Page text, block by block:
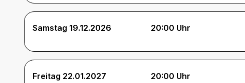
Samstag 19.12.2026 20:00 Uhr
Freitag 22.01.2027 20:00 Uhr